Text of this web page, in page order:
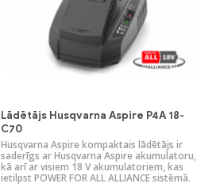
Lādētājs Husqvarna Aspire P4A 18-
C70
Husqvarna Aspire kompaktais lādētājs ir
saderīgs ar Husqvarna Aspire akumulatoru,
kā arī ar visiem 18 V akumulatoriem, kas
ietilpst POWER FOR ALL ALLIANCE sistēmā.